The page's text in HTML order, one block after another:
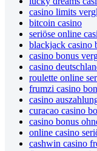
casino limits
bitcoin casino
seriöse online
blackjack casino
casino bonus
casino
roulette online
frumzi casino
casino
curacao casino
casino bonus
online casino
cashwin casino